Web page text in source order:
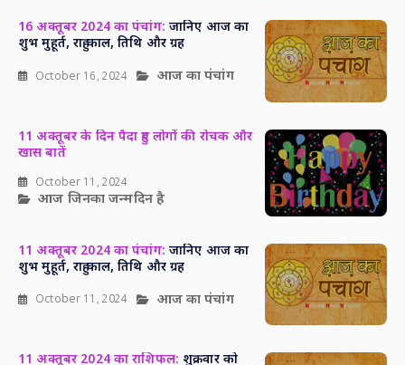
16 अक्तूबर 2024 का पंचांग: जानिए आज का
शुभ मुहूर्त, राहु काल, तिथि और ग्रह
October 16, 2024 आज का पंचांग
11 अक्तूबर के दिन पैदा हुए लोगों की रोचक और
खास बातें
October 11, 2024
आज जिनका जन्मदिन है
11 अक्तूबर 2024 का पंचांग: जानिए आज का
शुभ मुहूर्त, राहु काल, तिथि और ग्रह
October 11, 2024 आज का पंचांग
11 अक्तूबर 2024 का राशिफल: शुक्रवार को